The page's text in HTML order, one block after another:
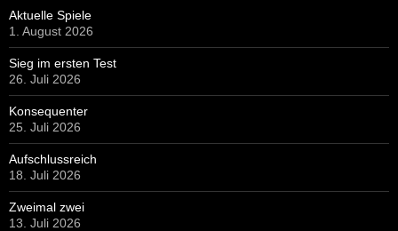
Aktuelle Spiele
1. August 2026
Sieg im ersten Test
26. Juli 2026
Konsequenter
25. Juli 2026
Aufschlussreich
18. Juli 2026
Zweimal zwei
13. Juli 2026